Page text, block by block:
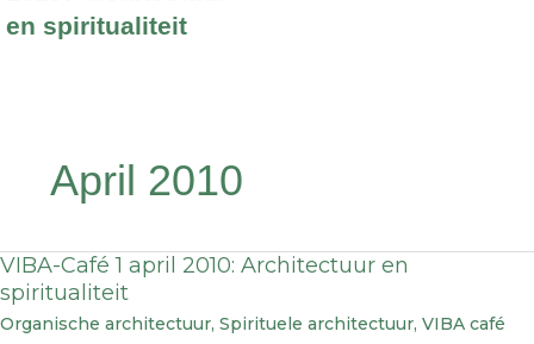
en spiritualiteit
April 2010
VIBA-Café 1 april 2010: Architectuur en
spiritualiteit
Organische architectuur, Spirituele architectuur, VIBA café
VIBA-
Café
1